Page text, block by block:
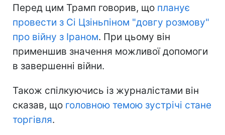
Перед цим Трамп говорив, що планує
провести з Сі Цзіньпіном "довгу розмову"
про війну з Іраном. При цьому він
применшив значення можливої допомоги
в завершенні війни.
Також спілкуючись із журналістами він
сказав, що головною темою зустрічі стане
торгівля.